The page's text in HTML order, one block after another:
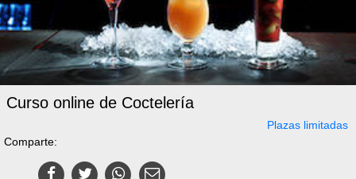
Curso online de Coctelería
Plazas limitadas
Comparte: